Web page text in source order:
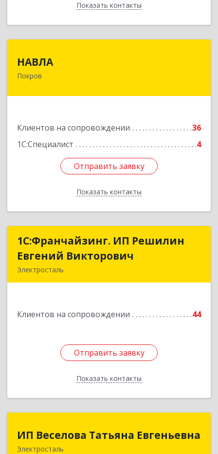
Показать контакты
Назад
НАВЛА
Покров
Клиентов на сопровождении
36
1С:Специалист
4
Отправить заявку
Показать контакты
601120, Владимирская обл, Петушинский р-н,
Отправить заявку
Назад
1С:Франчайзинг. ИП Решилин
Евгений Викторович
Электросталь
Клиентов на сопровождении 44
Отправить заявку
Показать контакты
1С:Франчайзинг. ИП Решилин
Евгений Викторович
Подробнее
Отправить заявку
Назад
ИП Веселова Татьяна Евгеньевна
Электросталь144000, Московская обл, Электросталь г,